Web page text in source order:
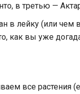
в третью —
в лейку (или чем
как вы уже
все растения